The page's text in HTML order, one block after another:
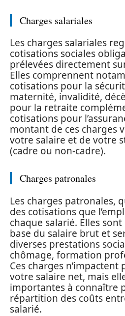
Charges salariales
Les charges salariales
cotisations sociales
prélevées directement
Elles comprennent
cotisations pour la
maternité, invalidité,
pour la retraite
cotisations pour
montant de ces charges
votre salaire et de votre
(cadre ou non-cadre).
Charges patronales
Les charges patronales,
des cotisations que
chaque salarié. Elles
base du salaire brut et
diverses prestations
chômage, formation
Ces charges
votre salaire net, mais
importantes à connaître
répartition des coûts
salarié.